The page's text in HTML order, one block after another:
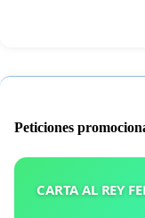
Peticiones
CARTA AL REY